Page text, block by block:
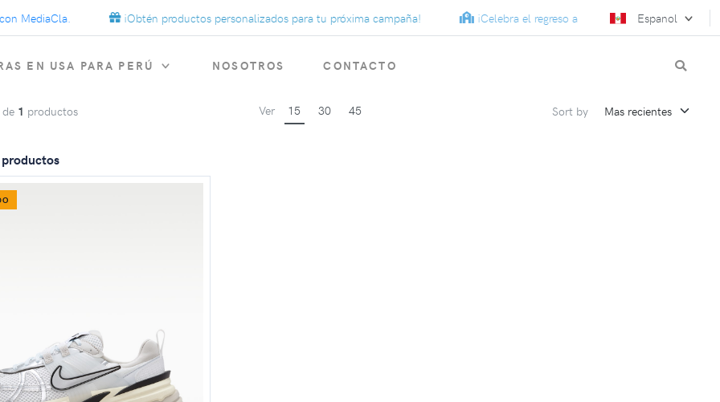
¡Obtén productos personalizados para tu próxima campaña! ¡Celebra el regreso a clases con artículos
Espanol
EN USA PARA PERÚ NOSOTROS CONTACTO
de 1 productos Ver 15 30 45 Sort by